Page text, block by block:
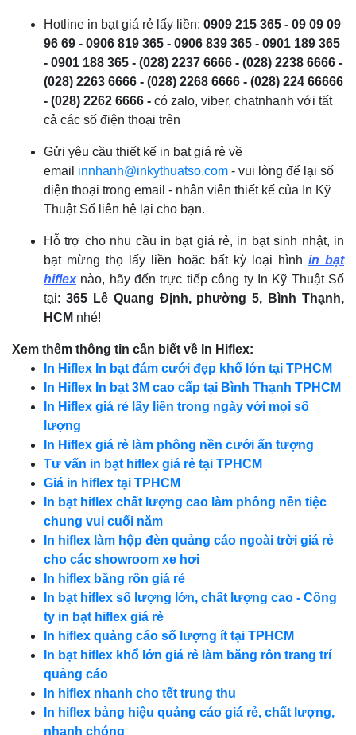
Hotline in bạt giá rẻ lấy liền: 0909 215 365 - 09 09 09
96 69 - 0906 819 365 - 0906 839 365 - 0901 189 365
- 0901 188 365 - (028) 2237 6666 - (028) 2238 6666 -
(028) 2263 6666 - (028) 2268 6666 - (028) 224 66666
- (028) 2262 6666 - có zalo, viber, chatnhanh với tất
cả các số điện thoại trên
Gửi yêu cầu thiết kế in bạt giá rẻ về
email innhanh@inkythuatso.com - vui lòng để lại số
điện thoại trong email - nhân viên thiết kế của In Kỹ
Thuật Số liên hệ lại cho bạn.
Hỗ trợ cho nhu cầu in bạt giá rẻ, in bạt sinh nhật, in
bạt mừng thọ lấy liền hoặc bất kỳ loại hình in bạt
hiflex nào, hãy đến trực tiếp công ty In Kỹ Thuật Số
tại: 365 Lê Quang Định, phường 5, Bình Thạnh,
HCM nhé!
Xem thêm thông tin cần biết về In Hiflex:
In Hiflex In bạt đám cưới đẹp khổ lớn tại TPHCM
In Hiflex In bạt 3M cao cấp tại Bình Thạnh TPHCM
In Hiflex giá rẻ lấy liền trong ngày với mọi số
lượng
In Hiflex giá rẻ làm phông nền cưới ấn tượng
Tư vấn in bạt hiflex giá rẻ tại TPHCM
Giá in hiflex tại TPHCM
In bạt hiflex chất lượng cao làm phông nền tiệc
chung vui cuối năm
In hiflex làm hộp đèn quảng cáo ngoài trời giá rẻ
cho các showroom xe hơi
In hiflex băng rôn giá rẻ
In bạt hiflex số lượng lớn, chất lượng cao - Công
ty in bạt hiflex giá rẻ
In hiflex quảng cáo số lượng ít tại TPHCM
In bạt hiflex khổ lớn giá rẻ làm băng rôn trang trí
quảng cáo
In hiflex nhanh cho tết trung thu
In hiflex bảng hiệu quảng cáo giá rẻ, chất lượng,
nhanh chóng